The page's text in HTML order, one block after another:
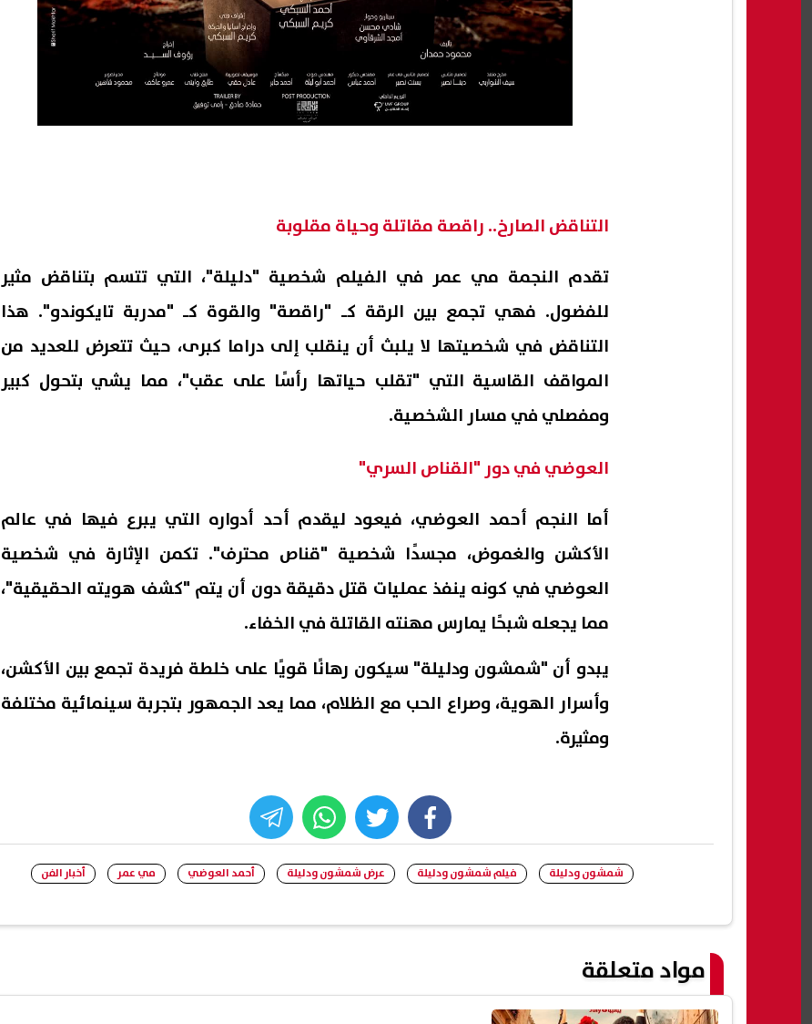
التناقض الصارخ.. راقصة مقاتلة وحياة مقلوبة
تقدم النجمة مي عمر في الفيلم شخصية "دليلة"، التي تتسم بتناقض مثير
للفضول. فهي تجمع بين الرقة كـ "راقصة" والقوة كـ "مدربة تايكوندو". هذا
التناقض في شخصيتها لا يلبث أن ينقلب إلى دراما كبرى، حيث تتعرض للعديد من
المواقف القاسية التي "تقلب حياتها رأسًا على عقب"، مما يشي بتحول كبير
ومفصلي في مسار الشخصية.
العوضي في دور "القناص السري"
أما النجم أحمد العوضي، فيعود ليقدم أحد أدواره التي يبرع فيها في عالم
الأكشن والغموض، مجسدًا شخصية "قناص محترف". تكمن الإثارة في شخصية
العوضي في كونه ينفذ عمليات قتل دقيقة دون أن يتم "كشف هويته الحقيقية"،
مما يجعله شبحًا يمارس مهنته القاتلة في الخفاء.
يبدو أن "شمشون ودليلة" سيكون رهانًا قويًا على خلطة فريدة تجمع بين الأكشن،
وأسرار الهوية، وصراع الحب مع الظلام، مما يعد الجمهور بتجربة سينمائية مختلفة
ومثيرة.
facebook
twitter
whats
شمشون ودليلة فيلم شمشون ودليلة عرض شمشون ودليلة أحمد العوضي مي عمر أخبار الفن
مواد متعلقة